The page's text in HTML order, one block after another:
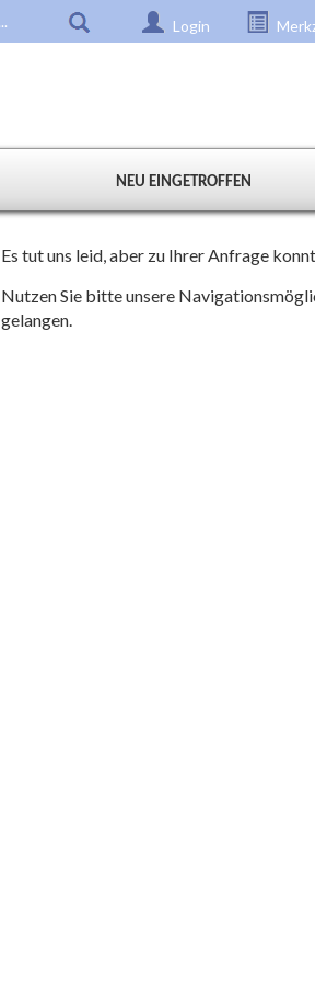
Login
NEU EINGETROFFEN
Es tut uns leid, aber zu Ihrer Anfrage
Nutzen Sie bitte unsere
gelangen.